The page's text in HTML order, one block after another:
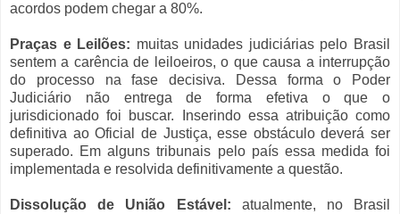
acordos podem chegar a 80%.
Praças e Leilões: muitas unidades judiciárias pelo Brasil
sentem a carência de leiloeiros, o que causa a interrupção
do processo na fase decisiva. Dessa forma o Poder
Judiciário não entrega de forma efetiva o que o
jurisdicionado foi buscar. Inserindo essa atribuição como
definitiva ao Oficial de Justiça, esse obstáculo deverá ser
superado. Em alguns tribunais pelo país essa medida foi
implementada e resolvida definitivamente a questão.
Dissolução de União Estável: atualmente, no Brasil